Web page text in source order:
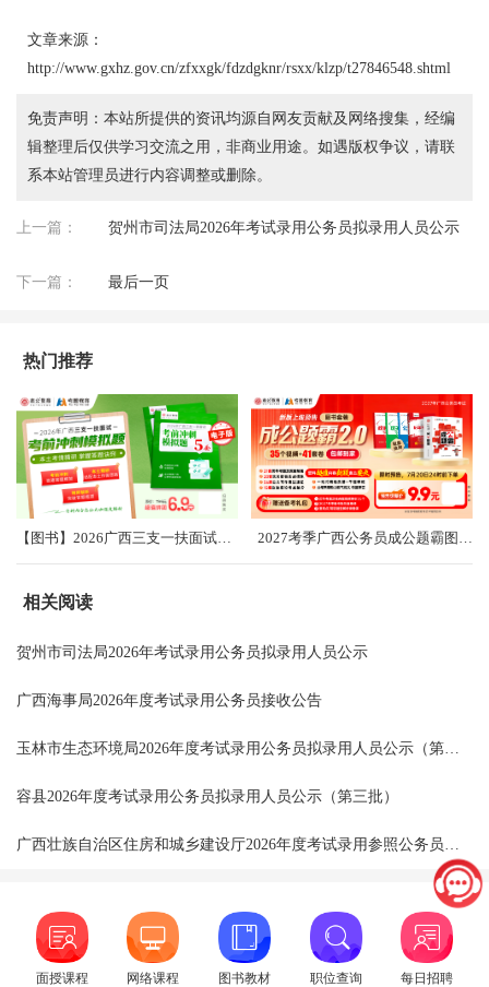
文章来源：
http://www.gxhz.gov.cn/zfxxgk/fdzdgknr/rsxx/klzp/t27846548.shtml
免责声明：本站所提供的资讯均源自网友贡献及网络搜集，经编
辑整理后仅供学习交流之用，非商业用途。如遇版权争议，请联
系本站管理员进行内容调整或删除。
上一篇： 贺州市司法局2026年考试录用公务员拟录用人员公示
下一篇： 最后一页
热门推荐
【图书】2026广西三支一扶面试考前冲刺卷（共5套）
相关阅读
贺州市司法局2026年考试录用公务员拟录用人员公示
广西海事局2026年度考试录用公务员接收公告
玉林市生态环境局2026年度考试录用公务员拟录用人员公示（第三批）
容县2026年度考试录用公务员拟录用人员公示（第三批）
面授课程 网络课程 图书教材 职位查询 每日招聘